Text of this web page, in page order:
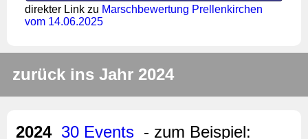
direkter Link zu Marschbewertung Prellenkirchen
vom 14.06.2025
zurück ins Jahr 2024
2024 30 Events - zum Beispiel: